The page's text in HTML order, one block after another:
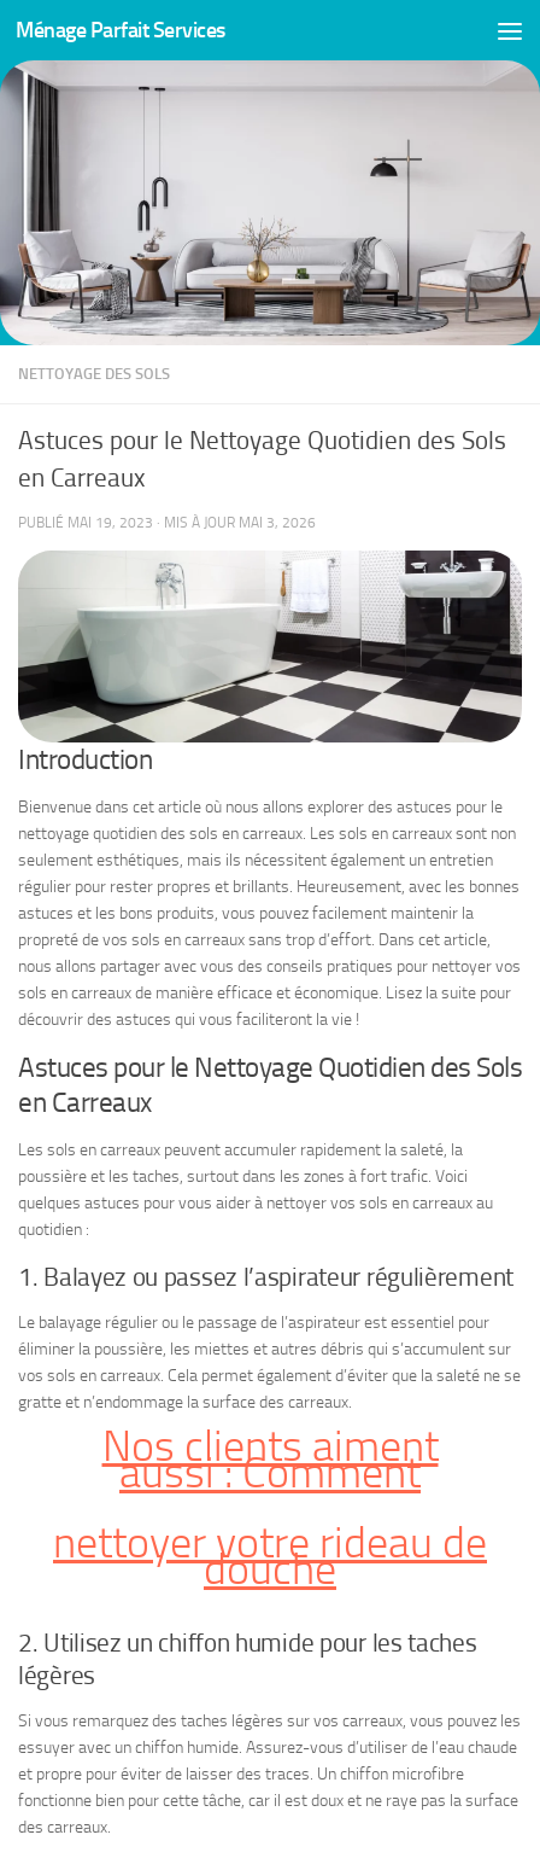
Skip to content
Ménage Parfait Services
NETTOYAGE DES SOLS
Astuces pour le Nettoyage Quotidien des Sols
en Carreaux
PUBLIÉ MAI 19, 2023 · MIS À JOUR MAI 3, 2026
Introduction
Bienvenue dans cet article où nous allons explorer des astuces pour le
nettoyage quotidien des sols en carreaux. Les sols en carreaux sont non
seulement esthétiques, mais ils nécessitent également un entretien
régulier pour rester propres et brillants. Heureusement, avec les bonnes
astuces et les bons produits, vous pouvez facilement maintenir la
propreté de vos sols en carreaux sans trop d’effort. Dans cet article,
nous allons partager avec vous des conseils pratiques pour nettoyer vos
sols en carreaux de manière efficace et économique. Lisez la suite pour
découvrir des astuces qui vous faciliteront la vie !
Astuces pour le Nettoyage Quotidien des Sols
en Carreaux
Les sols en carreaux peuvent accumuler rapidement la saleté, la
poussière et les taches, surtout dans les zones à fort trafic. Voici
quelques astuces pour vous aider à nettoyer vos sols en carreaux au
quotidien :
1. Balayez ou passez l’aspirateur régulièrement
Le balayage régulier ou le passage de l’aspirateur est essentiel pour
éliminer la poussière, les miettes et autres débris qui s’accumulent sur
vos sols en carreaux. Cela permet également d’éviter que la saleté ne se
gratte et n’endommage la surface des carreaux.
Nos clients aiment
aussi: Comment
nettoyer votre rideau de
douche
2. Utilisez un chiffon humide pour les taches
légères
Si vous remarquez des taches légères sur vos carreaux, vous pouvez les
essuyer avec un chiffon humide. Assurez-vous d’utiliser de l’eau chaude
et propre pour éviter de laisser des traces. Un chiffon microfibre
fonctionne bien pour cette tâche, car il est doux et ne raye pas la surface
des carreaux.